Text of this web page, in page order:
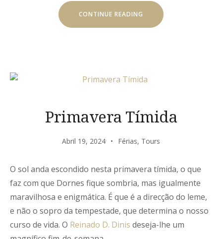
CONTINUE READING
SÃO
Primavera Tímida
Abril 19, 2024 Férias, Tours
O sol anda escondido nesta primavera tímida, o que
faz com que Dornes fique sombria, mas igualmente
maravilhosa e enigmática. É que é a direcção do leme,
e não o sopro da tempestade, que determina o nosso
curso de vida. O Reinado D. Dinis deseja-lhe um